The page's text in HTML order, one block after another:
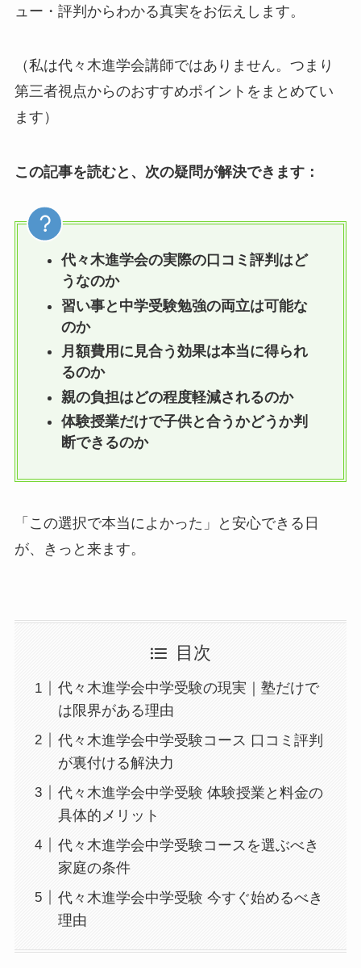
ュー・評判からわかる真実をお伝えします。
（私は代々木進学会講師ではありません。つまり
第三者視点からのおすすめポイントをまとめてい
ます）
この記事を読むと、次の疑問が解決できます：
代々木進学会の実際の口コミ評判はど
うなのか
習い事と中学受験勉強の両立は可能な
のか
月額費用に見合う効果は本当に得られ
るのか
親の負担はどの程度軽減されるのか
体験授業だけで子供と合うかどうか判
断できるのか
「この選択で本当によかった」と安心できる日
が、きっと来ます。
目次
代々木進学会中学受験の現実｜塾だけで
は限界がある理由
代々木進学会中学受験コース 口コミ評判
が裏付ける解決力
代々木進学会中学受験 体験授業と料金の
具体的メリット
代々木進学会中学受験コースを選ぶべき
家庭の条件
代々木進学会中学受験 今すぐ始めるべき
理由